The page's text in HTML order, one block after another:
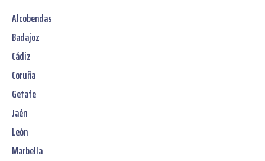
Alcobendas
Badajoz
Cádiz
Coruña
Getafe
Jaén
León
Marbella